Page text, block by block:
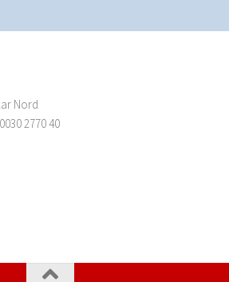
Nord
2770 40